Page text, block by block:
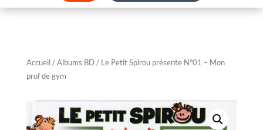
Accueil/Albums BD / Le Petit Spirou présente N°01 – Mon
prof de gym